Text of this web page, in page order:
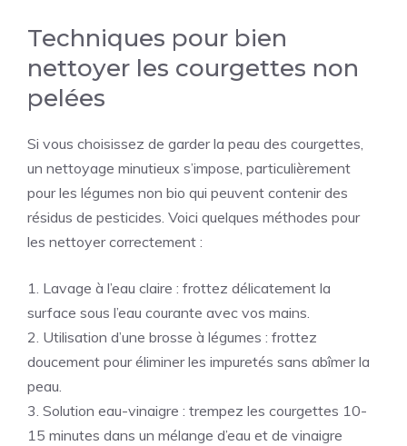
Techniques pour bien
nettoyer les courgettes non
pelées
Si vous choisissez de garder la peau des courgettes,
un nettoyage minutieux s’impose, particulièrement
pour les légumes non bio qui peuvent contenir des
résidus de pesticides. Voici quelques méthodes pour
les nettoyer correctement :
1. Lavage à l’eau claire : frottez délicatement la
surface sous l’eau courante avec vos mains.
2. Utilisation d’une brosse à légumes : frottez
doucement pour éliminer les impuretés sans abîmer la
peau.
3. Solution eau-vinaigre : trempez les courgettes 10-
15 minutes dans un mélange d’eau et de vinaigre